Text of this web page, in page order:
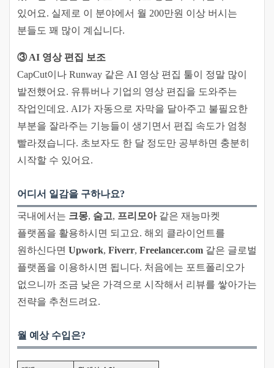
있어요. 실제로 이 분야에서 월 200만원 이상 버시는
분들도 꽤 많이 계십니다.
③ AI 영상 편집 보조
CapCut이나 Runway 같은 AI 영상 편집 툴이 정말 많이
발전했어요. 유튜버나 기업의 영상 편집을 도와주는
작업인데요. AI가 자동으로 자막을 달아주고 불필요한
부분을 잘라주는 기능들이 생기면서 편집 속도가 엄청
빨라졌습니다. 초보자도 한 달 정도만 공부하면 충분히
시작할 수 있어요.
어디서 일감을 구하나요?
국내에서는 크몽, 숨고, 프리모아같은 재능마켓
플랫폼을 활용하시면 되고요. 해외 클라이언트를
원하신다면 Upwork, Fiverr, Freelancer.com 같은 글로벌
플랫폼을 이용하시면 됩니다. 처음에는 포트폴리오가
없으니까 조금 낮은 가격으로 시작해서 리뷰를 쌓아가는
전략을 추천드려요.
월 예상 수입은?